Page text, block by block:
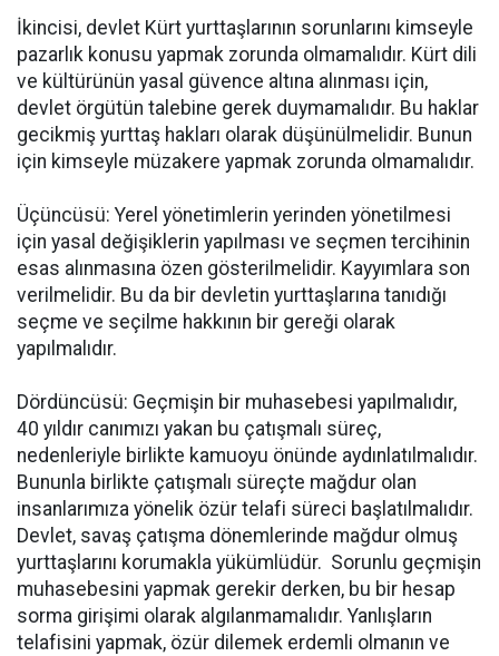
İkincisi, devlet Kürt yurttaşlarının sorunlarını kimseyle
pazarlık konusu yapmak zorunda olmamalıdır. Kürt dili
ve kültürünün yasal güvence altına alınması için,
devlet örgütün talebine gerek duymamalıdır. Bu haklar
gecikmiş yurttaş hakları olarak düşünülmelidir. Bunun
için kimseyle müzakere yapmak zorunda olmamalıdır.
Üçüncüsü: Yerel yönetimlerin yerinden yönetilmesi
için yasal değişiklerin yapılması ve seçmen tercihinin
esas alınmasına özen gösterilmelidir. Kayyımlara son
verilmelidir. Bu da bir devletin yurttaşlarına tanıdığı
seçme ve seçilme hakkının bir gereği olarak
yapılmalıdır.
Dördüncüsü: Geçmişin bir muhasebesi yapılmalıdır,
40 yıldır canımızı yakan bu çatışmalı süreç,
nedenleriyle birlikte kamuoyu önünde aydınlatılmalıdır.
Bununla birlikte çatışmalı süreçte mağdur olan
insanlarımıza yönelik özür telafi süreci başlatılmalıdır.
Devlet, savaş çatışma dönemlerinde mağdur olmuş
yurttaşlarını korumakla yükümlüdür. Sorunlu geçmişin
muhasebesini yapmak gerekir derken, bu bir hesap
sorma girişimi olarak algılanmamalıdır. Yanlışların
telafisini yapmak, özür dilemek erdemli olmanın ve